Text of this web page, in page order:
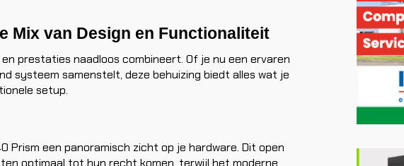
Mix van Design en Functionaliteit
prestaties naadloos combineert. Of je nu een ervaren
systeem samenstelt, deze behuizing biedt alles wat je
setup.
Prism een panoramisch zicht op je hardware. Dit open
optimaal tot hun recht komen, terwijl het moderne